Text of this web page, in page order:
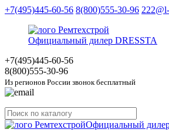
+7(495)445-60-56 8(800)555-30-96
Официальный дилер DRESSTA
+7(495)445-60-56
8(800)555-30-96
Из регионов России звонок бесплатный
Официальный